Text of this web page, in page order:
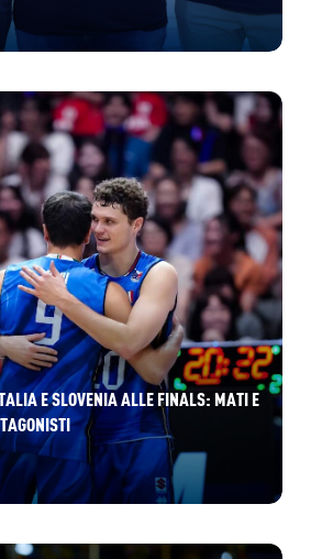
E SLOVENIA ALLE FINALS: MATI E